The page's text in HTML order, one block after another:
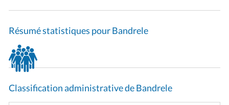
Résumé statistiques pour Bandrele
Classification administrative de Bandrele